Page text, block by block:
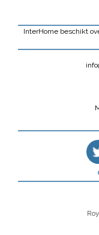
InterHome beschikt